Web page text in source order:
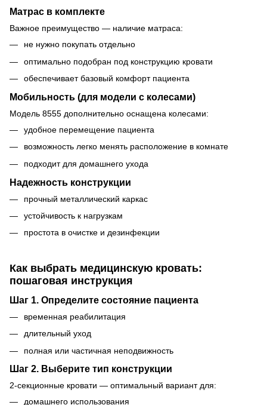
Матрас в комплекте
Важное преимущество — наличие матраса:
не нужно покупать отдельно
оптимально подобран под конструкцию кровати
обеспечивает базовый комфорт пациента
Мобильность (для модели с колесами)
Модель 8555 дополнительно оснащена колесами:
удобное перемещение пациента
возможность легко менять расположение в комнате
подходит для домашнего ухода
Надежность конструкции
прочный металлический каркас
устойчивость к нагрузкам
простота в очистке и дезинфекции
Как выбрать медицинскую кровать:
пошаговая инструкция
Шаг 1. Определите состояние пациента
временная реабилитация
длительный уход
полная или частичная неподвижность
Шаг 2. Выберите тип конструкции
2-секционные кровати — оптимальный вариант для:
домашнего использования